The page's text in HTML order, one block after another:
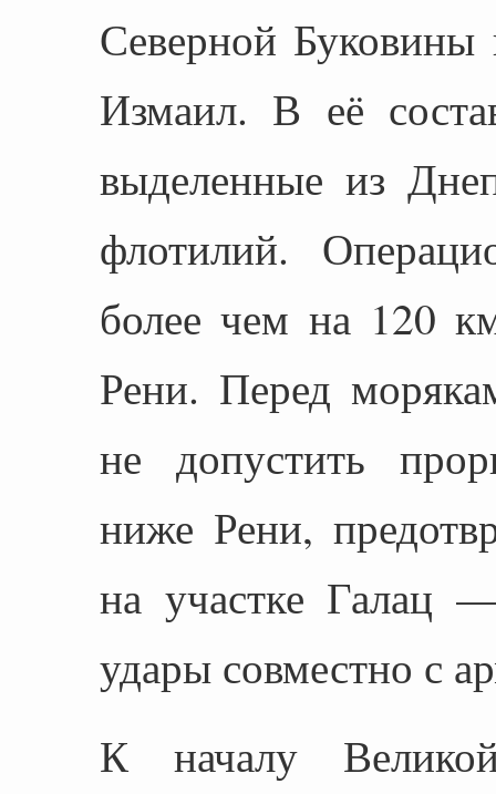
Северной
Измаил. В её
выделенные из
флотилий.
более чем на 120
Рени. Перед
не допустить
ниже Рени,
на участке Галац
удары совместно с
К началу